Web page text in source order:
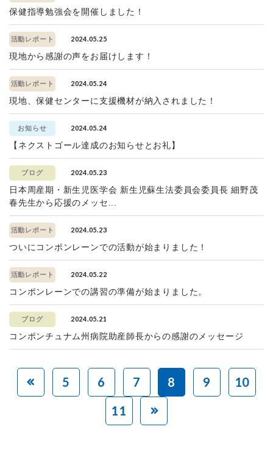
保健指導勉強会を開催しました！
活動レポート 2024.05.25
現地から感謝の声をお届けします！
活動レポート 2024.05.24
現地、保健センターに支援機材が納入されました！
お知らせ 2024.05.24
【ネクストゴール達成のお知らせとお礼】
ブログ 2024.05.23
日本周産期・新生児医学会 新生児蘇生法委員会委員長 細野茂
春先生から応援のメッセ...
活動レポート 2024.05.23
ついにコンポンレーンでの活動が始まりました！
活動レポート 2024.05.22
コンポンレーンでの講習の準備が始まりました。
ブログ 2024.05.21
コンポンチュナム州病院助産師長からの感謝のメッセージ
5 6 7 8 9
10
11